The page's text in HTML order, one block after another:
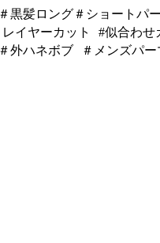
黒髪ロング＃ショートパ
イヤーカット #似合わせ
外ハネボブ ＃メンズパー